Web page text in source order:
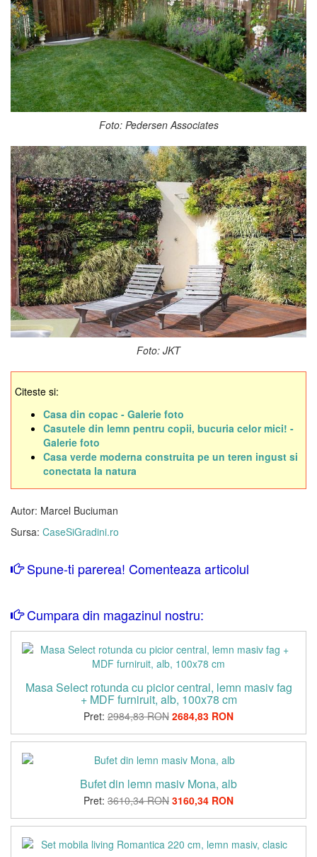
Foto: Pedersen Associates
Foto: JKT
Citeste si:
Casa din copac - Galerie foto
Casutele din lemn pentru copii, bucuria celor mici! -
Galerie foto
Casa verde moderna construita pe un teren ingust si
conectata la natura
Autor: Marcel Buciuman
Sursa: CaseSiGradini.ro
Spune-ti parerea! Comenteaza articolul
Cumpara din magazinul nostru:
Masa Select rotunda cu picior central, lemn masiv fag
+ MDF furniruit, alb, 100x78 cm
Pret: 2984,83 RON 2684,83 RON
Bufet din lemn masiv Mona, alb
Pret: 3610,34 RON 3160,34 RON